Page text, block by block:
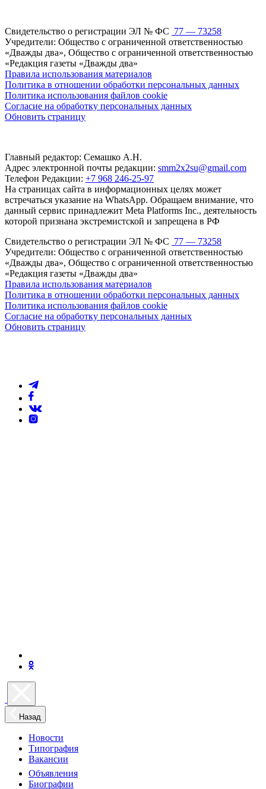
Свидетельство о регистрации ЭЛ № ФС 77 — 73258
Учредители: Общество с ограниченной ответственностью
«Дважды два», Общество с ограниченной ответственностью
«Редакция газеты «Дважды два»
Правила использования материалов
Политика в отношении обработки персональных данных
Политика использования файлов cookie
Согласие на обработку персональных данных
Обновить страницу
Главный редактор: Семашко А.Н.
Адрес электронной почты редакции: smm2x2su@gmail.com
Телефон Редакции: +7 968 246-25-97
На страницах сайта в информационных целях может
встречаться указание на WhatsApp. Обращаем внимание, что
данный сервис принадлежит Meta Platforms Inc., деятельность
которой признана экстремистской и запрещена в РФ
Свидетельство о регистрации ЭЛ № ФС 77 — 73258
Учредители: Общество с ограниченной ответственностью
«Дважды два», Общество с ограниченной ответственностью
«Редакция газеты «Дважды два»
Правила использования материалов
Политика в отношении обработки персональных данных
Политика использования файлов cookie
Согласие на обработку персональных данных
Обновить страницу
Назад
Новости
Типография
Вакансии
Объявления
Биографии